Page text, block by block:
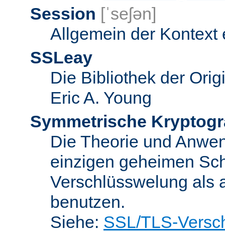
Session [ˈseʃən]
Allgemein der Kontext
SSLeay
Die Bibliothek der
Eric A. Young
Symmetrische
Die Theorie und
einzigen geheimen
Verschlüsswelung als
benutzen.
Siehe: SSL/TLS-